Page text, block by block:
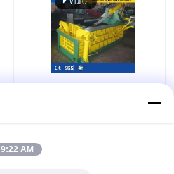
25MPa Hydraulische
9:22 AM